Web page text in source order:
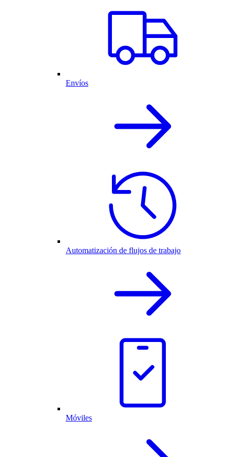
Envíos
Automatización de flujos de trabajo
Móviles